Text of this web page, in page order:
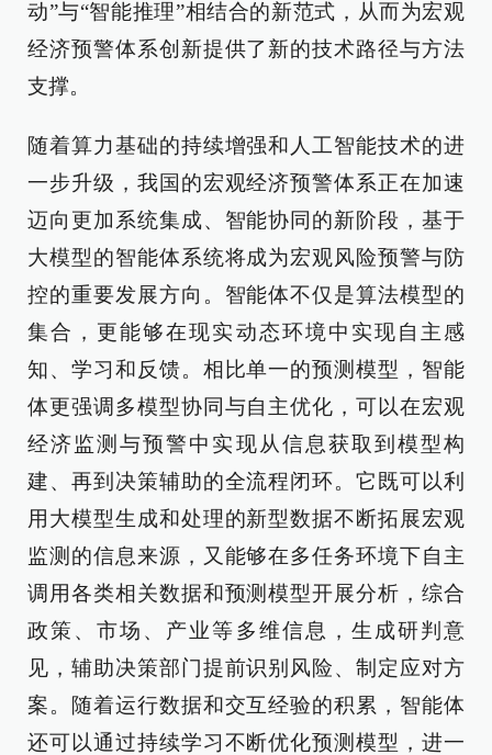
动”与“智能推理”相结合的新范式，从而为宏观
经济预警体系创新提供了新的技术路径与方法
支撑。
随着算力基础的持续增强和人工智能技术的进
一步升级，我国的宏观经济预警体系正在加速
迈向更加系统集成、智能协同的新阶段，基于
大模型的智能体系统将成为宏观风险预警与防
控的重要发展方向。智能体不仅是算法模型的
集合，更能够在现实动态环境中实现自主感
知、学习和反馈。相比单一的预测模型，智能
体更强调多模型协同与自主优化，可以在宏观
经济监测与预警中实现从信息获取到模型构
建、再到决策辅助的全流程闭环。它既可以利
用大模型生成和处理的新型数据不断拓展宏观
监测的信息来源，又能够在多任务环境下自主
调用各类相关数据和预测模型开展分析，综合
政策、市场、产业等多维信息，生成研判意
见，辅助决策部门提前识别风险、制定应对方
案。随着运行数据和交互经验的积累，智能体
还可以通过持续学习不断优化预测模型，进一